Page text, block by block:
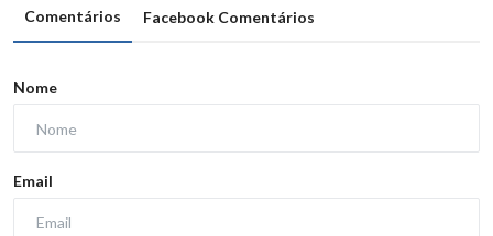
Comentários Facebook Comentários
Nome
Email